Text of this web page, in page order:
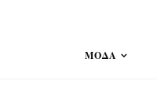
ΜΟΔΑ